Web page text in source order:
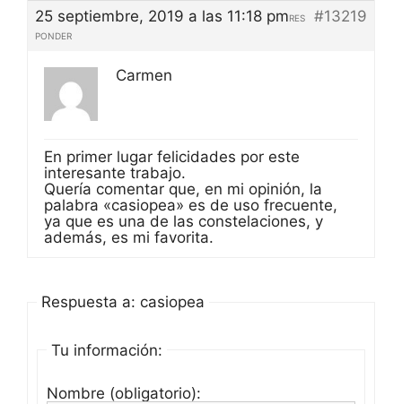
25 septiembre, 2019 a las 11:18 pm #13219
RES
PONDER
Carmen
En primer lugar felicidades por este
interesante trabajo.
Quería comentar que, en mi opinión, la
palabra «casiopea» es de uso frecuente,
ya que es una de las constelaciones, y
además, es mi favorita.
Respuesta a: casiopea
Tu información:
Nombre (obligatorio):